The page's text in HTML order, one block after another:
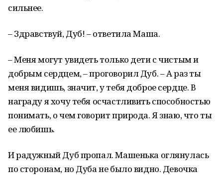
сильнее.
– Здравствуй, Дуб! – ответила Маша.
– Меня могут увидеть только дети с чистым и
добрым сердцем, – проговорил Дуб. – А раз ты
меня видишь, значит, у тебя доброе сердце. В
награду я хочу тебя осчастливить способностью
понимать, о чем говорит природа. Я знаю, что ты
ее любишь.
И радужный Дуб пропал. Машенька оглянулась
по сторонам, но Дуба не было видно. Девочка